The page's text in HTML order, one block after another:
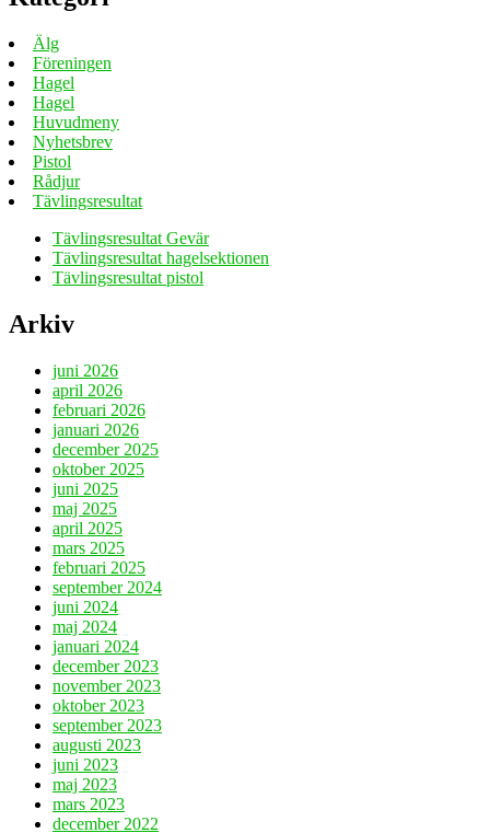
Älg
Föreningen
Hagel
Hagel
Huvudmeny
Nyhetsbrev
Pistol
Rådjur
Tävlingsresultat
Tävlingsresultat Gevär
Tävlingsresultat hagelsektionen
Tävlingsresultat pistol
Arkiv
juni 2026
april 2026
februari 2026
januari 2026
december 2025
oktober 2025
juni 2025
maj 2025
april 2025
mars 2025
februari 2025
september 2024
juni 2024
maj 2024
januari 2024
december 2023
november 2023
oktober 2023
september 2023
augusti 2023
juni 2023
maj 2023
mars 2023
december 2022